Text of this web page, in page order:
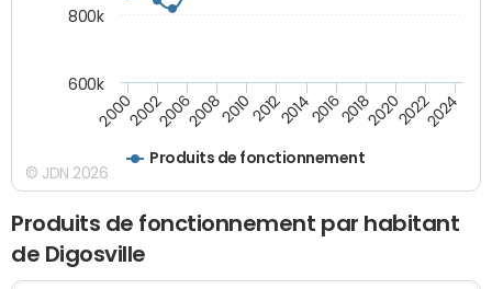
Produits de fonctionnement
200020022006200820102012201420162018202020222024
600k
800k
© JDN 2026
Produits de fonctionnement par habitant
de Digosville